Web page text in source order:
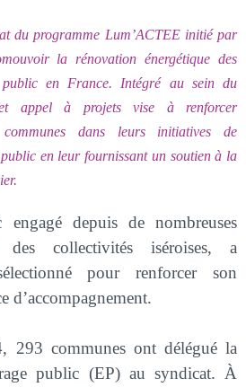
du programme Lum’ACTEE initié par
la rénovation énergétique des
public en France. Intégré au sein du
appel à projets vise à renforcer
communes dans leurs initiatives de
en leur fournissant un soutien à la
depuis de nombreuses
collectivités iséroises, a
pour renforcer son
d’accompagnement.
293 communes ont délégué la
public (EP) au syndicat. À